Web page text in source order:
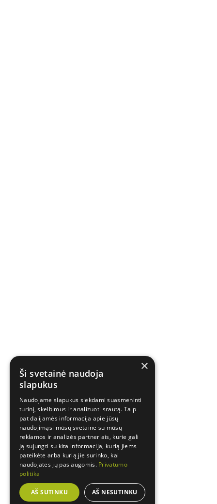
×
Ši svetainė naudoja
slapukus
Naudojame slapukus siekdami suasmeninti
turinį, skelbimus ir analizuoti srautą. Taip
pat dalijamės informacija apie jūsų
naudojimąsi mūsų svetaine su mūsų
reklamos ir analizės partneriais, kurie gali
ją sujungti su kita informacija, kurią jiems
pateikėte arba kurią jie surinko, kai
naudojatės jų paslaugomis. Privatumo
politika
AŠ SUTINKU AŠ NESUTINKU